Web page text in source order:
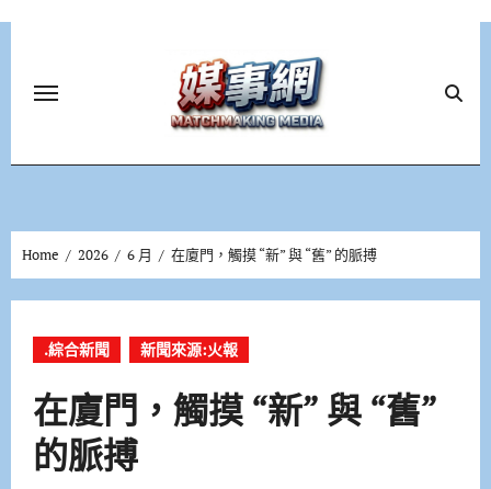
Home 2026 6 月 在廈門，觸摸 “新” 與 “舊” 的脈搏
.綜合新聞 新聞來源:火報
在廈門，觸摸 “新” 與 “舊”
的脈搏